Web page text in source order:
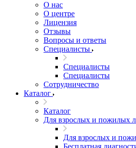
О нас
О центре
Лицензия
Отзывы
Вопросы и ответы
Специалисты
Специалисты
Специалисты
Сотрудничество
Каталог
Каталог
Для взрослых и пожилых
Для взрослых и
Бесплатная